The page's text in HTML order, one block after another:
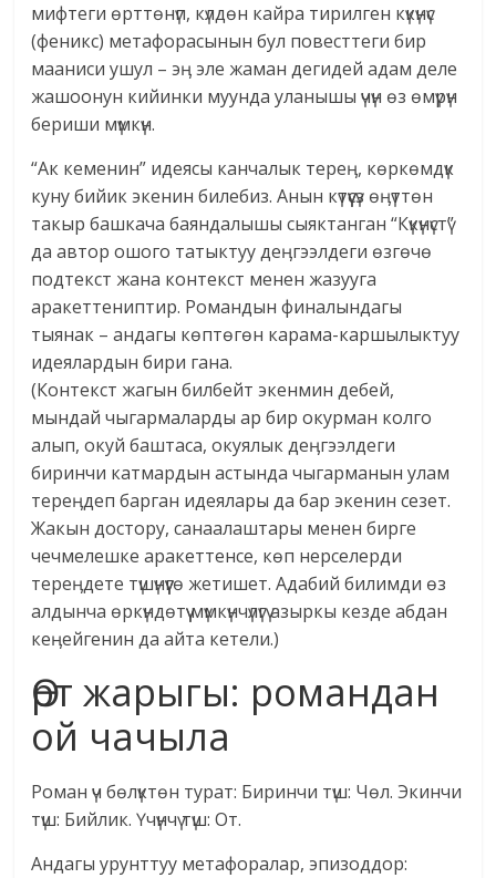
мифтеги өрттөнүп, күлдөн кайра тирилген күкүнүс
(феникс) метафорасынын бул повесттеги бир
мааниси ушул – эӊ эле жаман дегидей адам деле
жашоонун кийинки муунда уланышы үчүн өз өмүрүн
бериши мүмкүн.
“Ак кеменин” идеясы канчалык тереӊ, көркөмдүк
куну бийик экенин билебиз. Анын күтүүсүз өӊүттөн
такыр башкача баяндалышы сыяктанган “Күкүнүстү”
да автор ошого татыктуу деӊгээлдеги өзгөчө
подтекст жана контекст менен жазууга
аракеттениптир. Романдын финалындагы
тыянак – андагы көптөгөн карама-каршылыктуу
идеялардын бири гана.
(Контекст жагын билбейт экенмин дебей,
мындай чыгармаларды ар бир окурман колго
алып, окуй баштаса, окуялык деӊгээлдеги
биринчи катмардын астында чыгарманын улам
тереӊдеп барган идеялары да бар экенин сезет.
Жакын достору, санаалаштары менен бирге
чечмелешке аракеттенсе, көп нерселерди
тереӊдете түшүнүүгө жетишет. Адабий билимди өз
алдынча өркүндөтүү мүмкүнчүлүгү азыркы кезде абдан
кеӊейгенин да айта кетели.)
Өрт жарыгы: романдан
ой чачыла
Роман үч бөлүктөн турат: Биринчи түш: Чөл. Экинчи
түш: Бийлик. Үчүнчү түш: От.
Андагы урунттуу метафоралар, эпизоддор: